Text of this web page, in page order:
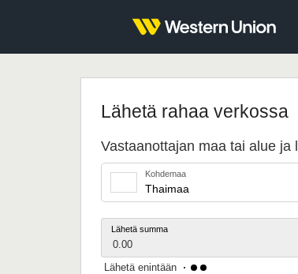
Lähetä rahaa verkossa
Vastaanottajan maa tai alue ja
Kohdemaa
Lähetä summa
0.00
Lähetä enintään